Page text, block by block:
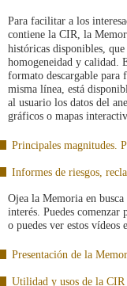
Para facilitar a los
contiene la CIR, la
históricas disponibles,
homogeneidad y calidad.
formato descargable para
misma línea, está
al usuario los datos del
gráficos o mapas
Principales magnitudes.
Informes de riesgos,
Ojea la Memoria en
interés. Puedes comenzar
o puedes ver estos vídeos
Presentación de la
Utilidad y usos de la CIR